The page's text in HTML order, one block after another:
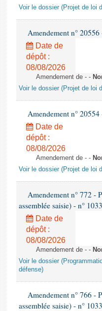
Voir le dossier (Projet de loi
Amendement n°
Date de
dépôt :
08/08/2026
Amendement de - -
Voir le dossier (Projet de loi
Amendement n°
Date de
dépôt :
08/08/2026
Amendement de - -
Voir le dossier (Projet de loi
Amendement n° 772 -
assemblée saisie) - n° 1033
Date de
dépôt :
08/08/2026
Amendement de - -
Voir le dossier
défense)
Amendement n° 766 -
assemblée saisie) - n° 1033